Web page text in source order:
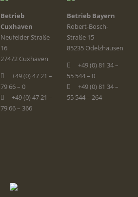
Betrieb
Cuxhaven
Neufelder Straße
16
27472 Cuxhaven
+49 (0) 47 21 –
79 66 – 0
+49 (0) 47 21 –
79 66 – 366
Betrieb Bayern
Robert-Bosch-
Straße 15
85235 Odelzhausen
+49 (0) 81 34 –
55 544 – 0
+49 (0) 81 34 –
55 544 – 264